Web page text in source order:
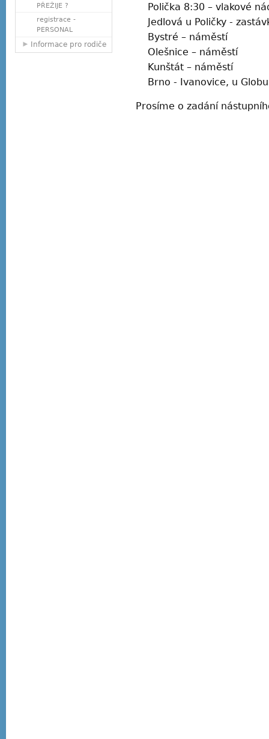
PŘEŽIJE ?
registrace -
PERSONAL
Informace pro rodiče
Polička 8:30 – vlakové
Jedlová u Poličky -
Bystré – náměstí
Olešnice – náměstí
Kunštát – náměstí
Brno - Ivanovice, u
Prosíme o zadání